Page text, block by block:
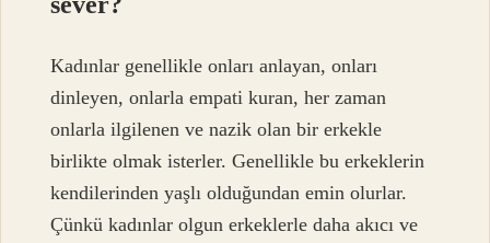
Kadınlar genellikle onları anlayan, onları
dinleyen, onlarla empati kuran, her zaman
onlarla ilgilenen ve nazik olan bir erkekle
birlikte olmak isterler. Genellikle bu erkeklerin
kendilerinden yaşlı olduğundan emin olurlar.
Çünkü kadınlar olgun erkeklerle daha akıcı ve